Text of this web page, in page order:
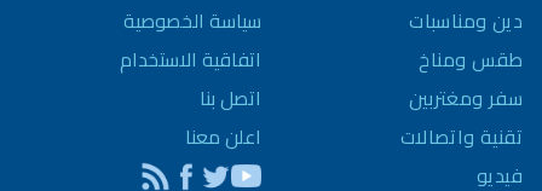
دين ومناسبات
طقس ومناخ
سفر ومغتربين
تقنية واتصالات
فيديو
سياسة الخصوصية
اتفاقية الاستخدام
اتصل بنا
اعلن معنا